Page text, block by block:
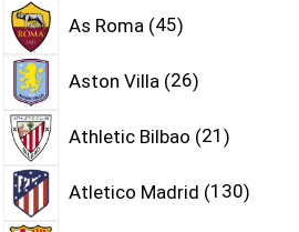
As Roma 45
Aston Villa 26
Athletic Bilbao 21
Atletico Madrid 130